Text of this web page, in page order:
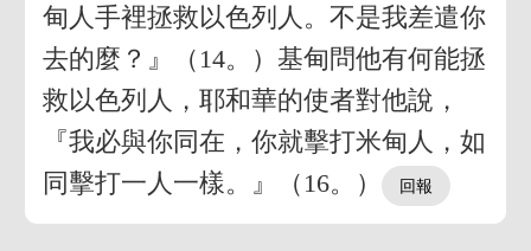
甸人手裡拯救以色列人。不是我差遣你
去的麼？』（14。）基甸問他有何能拯
救以色列人，耶和華的使者對他說，
『我必與你同在，你就擊打米甸人，如
同擊打一人一樣。』（16。）